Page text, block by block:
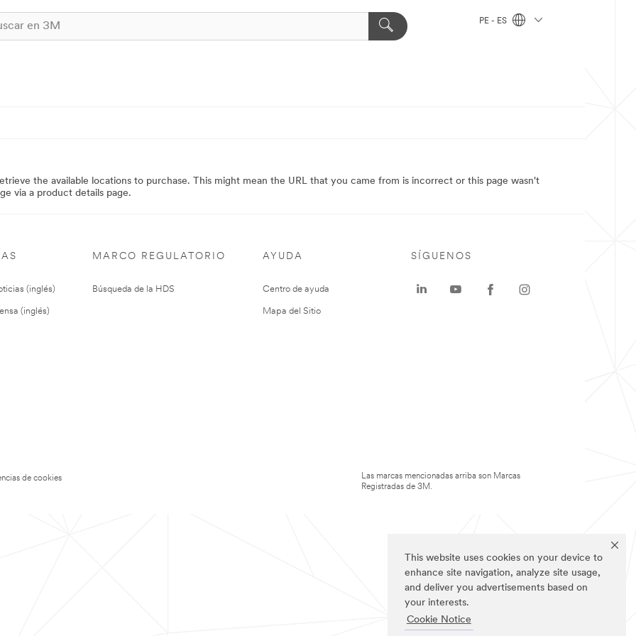
This website uses cookies on your device to
enhance site navigation, analyze site usage,
and deliver you advertisements based on
your interests.
Cookie Notice
PE - ES
the available locations to purchase. This might mean the URL that you came from is incorrect or this page wasn't
via a product details page.
(inglés)
(inglés)
MARCO REGULATORIO
Búsqueda de la HDS
AYUDA
Centro de ayuda
Mapa del Sitio
de cookies
SÍGUENOS
Las marcas mencionadas arriba son Marcas
Registradas de 3M.